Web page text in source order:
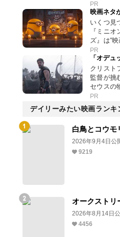
PR
映画ネタ
いくつ見
『ミニ
ズ』は“
PR
「オデュ
クリスト
監督が挑
セウスの
PR
デイリーみたい映画ランキ
白鳥とコウモ
2026年9月4日公
9219
オークストリ
2026年8月14日
4456